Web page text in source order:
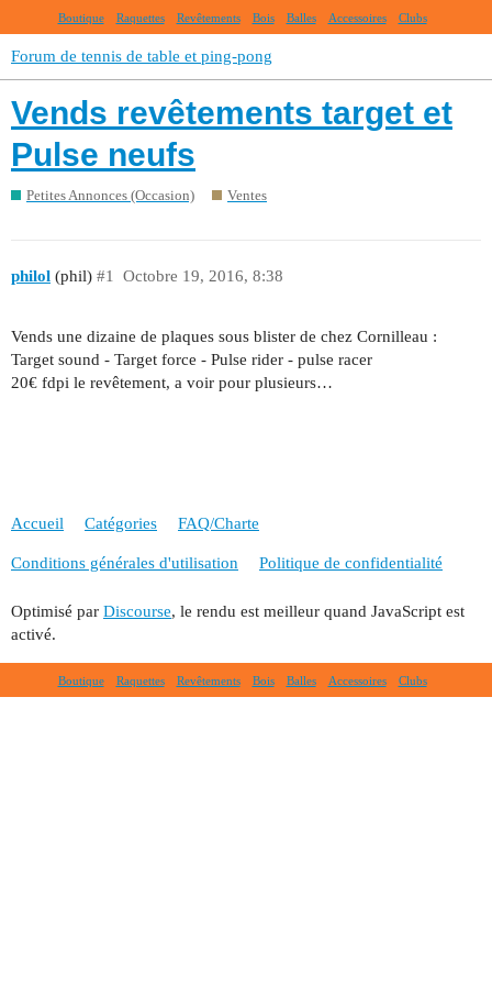
Boutique Raquettes Revêtements Bois Balles Accessoires Clubs
Forum de tennis de table et ping-pong
Vends revêtements target et
Pulse neufs
Petites Annonces (Occasion) Ventes
philol (phil) Octobre 19, 2016, 8:38
#1
Vends une dizaine de plaques sous blister de chez Cornilleau :
Target sound - Target force - Pulse rider - pulse racer
20€ fdpi le revêtement, a voir pour plusieurs…
Accueil Catégories FAQ/Charte
Conditions générales d'utilisation Politique de confidentialité
Optimisé par Discourse, le rendu est meilleur quand JavaScript est
activé.
Boutique Raquettes Revêtements Bois Balles Accessoires Clubs